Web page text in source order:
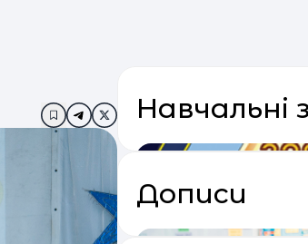
Додати в закладкиНавчальні
Дописи